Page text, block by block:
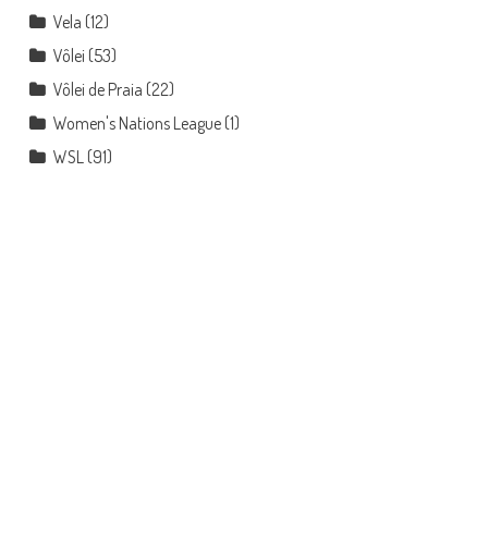
Vela (12)
Vôlei (53)
Vôlei de Praia (22)
Women's Nations League(1)
WSL(91)